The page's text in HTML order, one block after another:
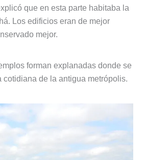
que en esta parte habitaba la
Los edificios eran de mejor
mejor.
forman explanadas donde se
cotidiana de la antigua metrópolis.